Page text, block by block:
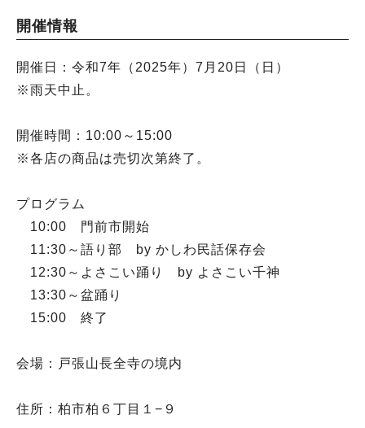
開催情報
開催日：令和7年（2025年）7月20日（日）
※雨天中止。
開催時間：10:00～15:00
※各店の商品は売切次第終了。
プログラム
10:00 門前市開始
11:30～語り部 by かしわ民話保存会
12:30～よさこい踊り by よさこい千神
13:30～盆踊り
15:00 終了
会場：戸張山長全寺の境内
住所：柏市柏６丁目１−９